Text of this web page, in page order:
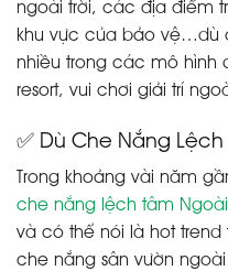
ngoài trời, các địa điểm
khu vực của bảo vệ…dù
nhiều trong các mô hình
resort, vui chơi giải trí
✅ Dù Che Nắng Lệch
Trong khoảng vài năm
che nắng lệch tâm Ngoài
và có thể nói là hot
che nắng sân vườn